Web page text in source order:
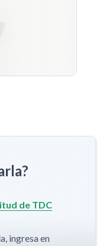
de TDC
ingresa en